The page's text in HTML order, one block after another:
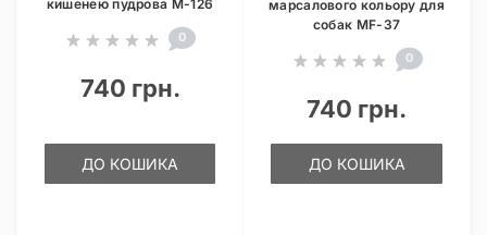
кишенею пудрова M-126
0
740 грн.
ДО КОШИКА
марсалового кольору для
собак MF-37
0
740 грн.
ДО КОШИКА